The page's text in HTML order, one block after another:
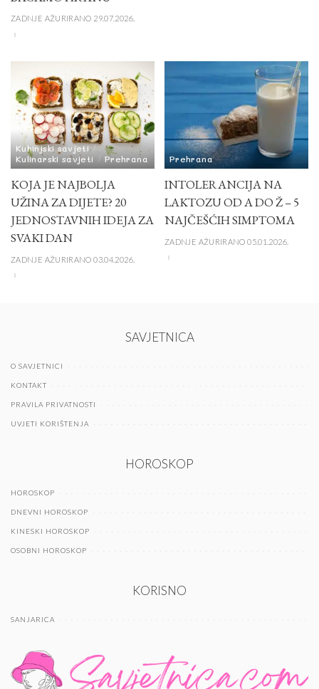
ZADNJE AŽURIRANO 29.07.2026.
Kuhinjski savjeti
Kulinarski savjeti
Prehrana
KOJA JE NAJBOLJA
UŽINA ZA DIJETE? 20
JEDNOSTAVNIH IDEJA ZA
SVAKI DAN
ZADNJE AŽURIRANO 03.04.2026.
Prehrana
INTOLERANCIJA NA
LAKTOZU OD A DO Ž – 5
NAJČEŠĆIH SIMPTOMA
ZADNJE AŽURIRANO 05.01.2026.
SAVJETNICA
O SAVJETNICI
KONTAKT
PRAVILA PRIVATNOSTI
UVJETI KORIŠTENJA
HOROSKOP
HOROSKOP
DNEVNI HOROSKOP
KINESKI HOROSKOP
OSOBNI HOROSKOP
KORISNO
SANJARICA